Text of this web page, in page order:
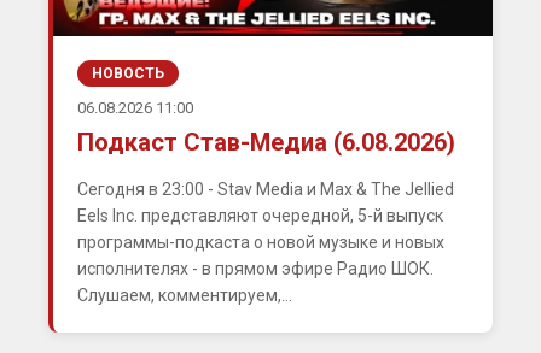
НОВОСТЬ
06.08.2026 11:00
Подкаст Став-Медиа (6.08.2026)
Сегодня в 23:00 - Stav Media и Max & The Jellied
Eels Inc. представляют очередной, 5-й выпуск
программы-подкаста о новой музыке и новых
исполнителях - в прямом эфире Радио ШОК.
Слушаем, комментируем,...